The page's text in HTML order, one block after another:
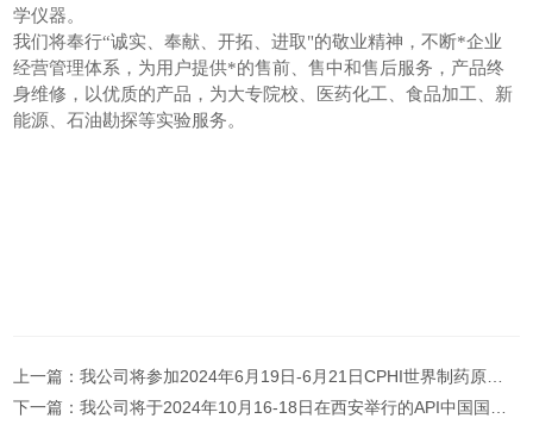
学仪器。
我们将奉行“诚实、奉献、开拓、进取"的敬业精神，不断*企业
经营管理体系，为用户提供*的售前、售中和售后服务，产品终
身维修，以优质的产品，为大专院校、医药化工、食品加工、新
能源、石油勘探等实验服务。
上一篇：我公司将参加2024年6月19日-6月21日CPHI世界制药原料展
下一篇：我公司将于2024年10月16-18日在西安举行的API中国国际医药原料药中间体展会